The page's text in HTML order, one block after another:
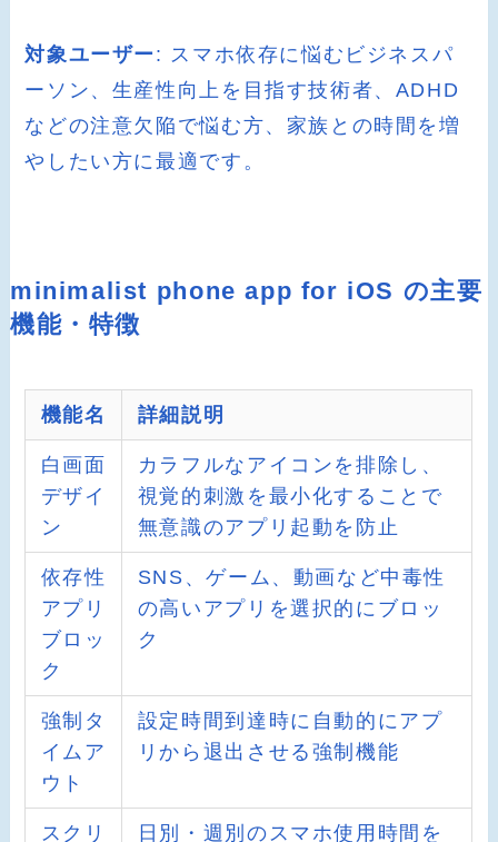
対象ユーザー: スマホ依存に悩むビジネスパ
ーソン、生産性向上を目指す技術者、ADHD
などの注意欠陥で悩む方、家族との時間を増
やしたい方に最適です。
minimalist phone app for iOS の主要
機能・特徴
機能名 詳細説明
白画面
デザイ
ン
カラフルなアイコンを排除し、
視覚的刺激を最小化することで
無意識のアプリ起動を防止
依存性
アプリ
ブロッ
ク
SNS、ゲーム、動画など中毒性
の高いアプリを選択的にブロッ
ク
強制タ
イムア
ウト
設定時間到達時に自動的にアプ
リから退出させる強制機能
スクリ
日別・週別のスマホ使用時間を